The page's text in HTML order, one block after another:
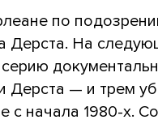
по
Дерста. На
Дерста — и трем
с начала 1980-х.